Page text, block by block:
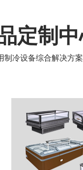
定制
制冷设备综合解决方